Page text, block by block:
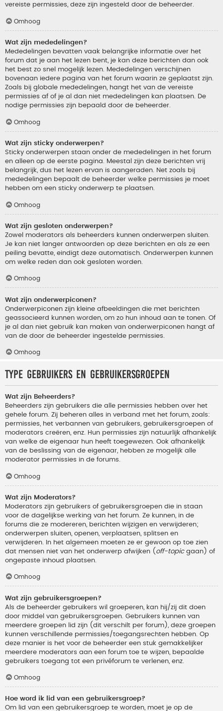
vereiste permissies, deze zijn ingesteld door de beheerder.
Omhoog
Wat zijn mededelingen?
Mededelingen bevatten vaak belangrijke informatie over het
forum dat je aan het lezen bent, je kan deze berichten dan ook
het best zo snel mogelijk lezen. Mededelingen verschijnen
bovenaan iedere pagina van het forum waarin ze geplaatst zijn.
Zoals bij globale mededelingen, hangt het van de vereiste
permissies af of je al dan niet mededelingen kan plaatsen. De
nodige permissies zijn bepaald door de beheerder.
Omhoog
Wat zijn sticky onderwerpen?
Sticky onderwerpen staan onder de mededelingen in het forum
en alleen op de eerste pagina. Meestal zijn deze berichten vrij
belangrijk, dus het lezen ervan is aangeraden. Net zoals bij
mededelingen bepaalt de beheerder welke permissies je moet
hebben om een sticky onderwerp te plaatsen.
Omhoog
Wat zijn gesloten onderwerpen?
Zowel moderators als beheerders kunnen onderwerpen sluiten.
Je kan niet langer antwoorden op deze berichten en als ze een
peiling bevatte, eindigt deze automatisch. Onderwerpen kunnen
om welke reden dan ook gesloten worden.
Omhoog
Wat zijn onderwerpiconen?
Onderwerpiconen zijn kleine afbeeldingen die met berichten
geassocieerd kunnen worden, om zo hun inhoud aan te tonen. Of
je al dan niet gebruik kan maken van onderwerpiconen hangt af
van de door de beheerder ingestelde permissies.
Omhoog
Type gebruikers en gebruikersgroepen
Wat zijn Beheerders?
Beheerders zijn gebruikers die alle permissies hebben over het
gehele forum. Zij beheren alles in verband met het forum, zoals:
permissies, het verbannen van gebruikers, gebruikersgroepen of
moderators creëren, enz. Hun permissies zijn natuurlijk afhankelijk
van welke de eigenaar hun heeft toegewezen. Ook afhankelijk
van de beslissing van de eigenaar, hebben ze mogelijk alle
moderator permissies in de forums.
Omhoog
Wat zijn Moderators?
Moderators zijn gebruikers of gebruikersgroepen die in staan
voor de dagelijkse werking van het forum. Ze kunnen, in de
forums die ze modereren, berichten wijzigen en verwijderen;
onderwerpen sluiten, openen, verplaatsen, splitsen en
verwijderen. In het algemeen moeten ze er gewoon op toe zien
dat mensen niet van het onderwerp afwijken ( off-topicgaan) of
ongepaste inhoud plaatsen.
Omhoog
Wat zijn gebruikersgroepen?
Als de beheerder gebruikers wil groeperen, kan hij/zij dit doen
door middel van gebruikersgroepen. Gebruikers kunnen van
meerdere groepen lid zijn (dit verschilt per forum), deze groepen
kunnen verschillende permissies/toegangsrechten hebben. Op
deze manier is het voor de beheerder een stuk gemakkelijker
meerdere moderators aan een forum toe te wijzen, bepaalde
gebruikers toegang tot een privéforum te verlenen, enz.
Omhoog
Hoe word ik lid van een gebruikersgroep?
Om lid van een gebruikersgroep te worden, moet je op de